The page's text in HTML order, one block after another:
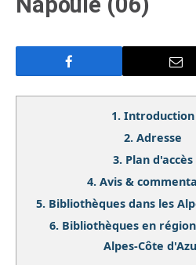
1. Introduction
2. Adresse
3. Plan d'accès
4. Avis &
5. Bibliothèques dans les
6. Bibliothèques en
Alpes-Côte